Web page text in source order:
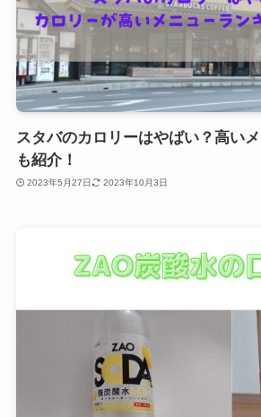
スタバのカロリーはやばい？高い
も紹介！
2023年5月27日 2023年10月3日